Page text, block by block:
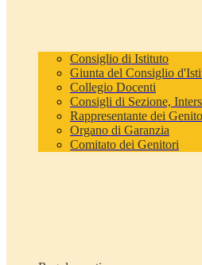
Consiglio di Istituto
Giunta del Consiglio
Collegio Docenti
Consigli di Sezione,
Rappresentante dei
Organo di Garanzia
Comitato dei Genitori